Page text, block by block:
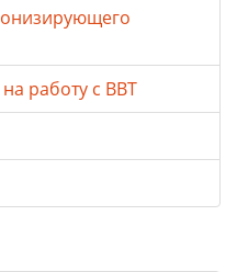
работу с ВВТ